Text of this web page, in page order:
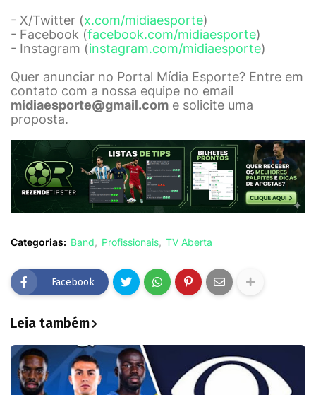
- X/Twitter (x.com/midiaesporte)
- Facebook (facebook.com/midiaesporte)
- Instagram (instagram.com/midiaesporte)
Quer anunciar no Portal Mídia Esporte? Entre em
contato com a nossa equipe no email
midiaesporte@gmail.com e solicite uma
proposta.
Categorias: Band Profissionais TV Aberta
Facebook
Leia também